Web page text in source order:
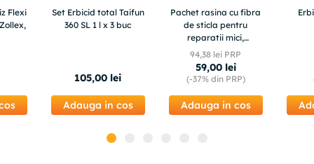
Flexi
Set Erbicid total Taifun
360 SL 1 l x 3 buc
105,00 lei
Adauga in cos
Pachet rasina cu fibra
de sticla pentru
reparatii mici,
crapaturi, fisuri
94,38 lei PRP
59,00 lei
(-37%din PRP)
Adauga in cos